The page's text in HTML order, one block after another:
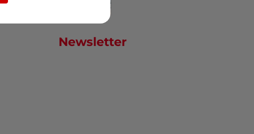
Newsletter